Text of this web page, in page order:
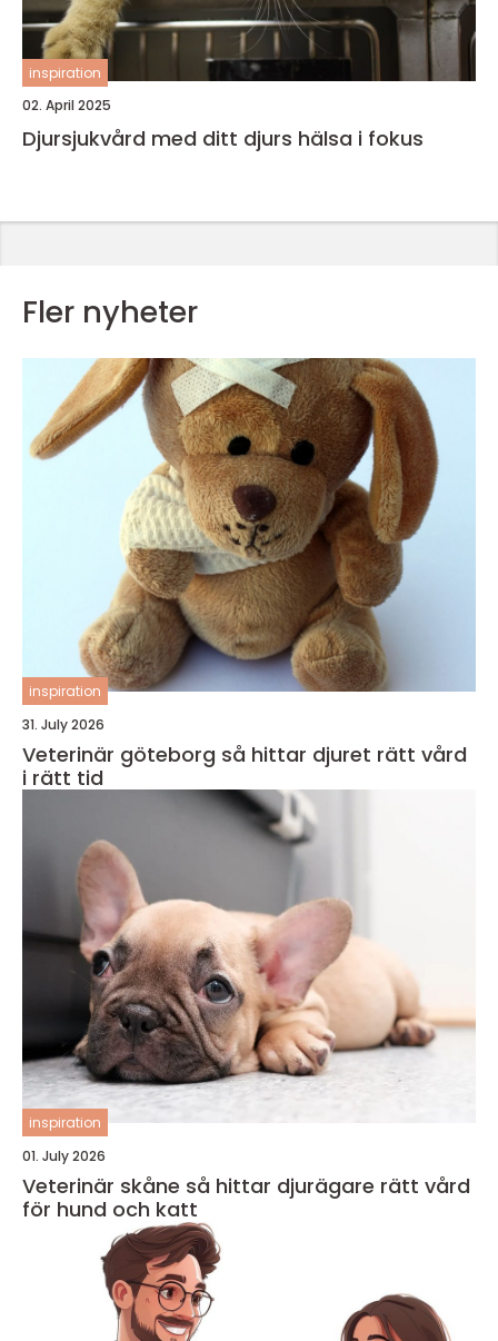
inspiration
02. April 2025
Djursjukvård med ditt djurs hälsa i fokus
Fler nyheter
inspiration
31. July 2026
Veterinär göteborg så hittar djuret rätt vård
i rätt tid
inspiration
01. July 2026
Veterinär skåne så hittar djurägare rätt vård
för hund och katt